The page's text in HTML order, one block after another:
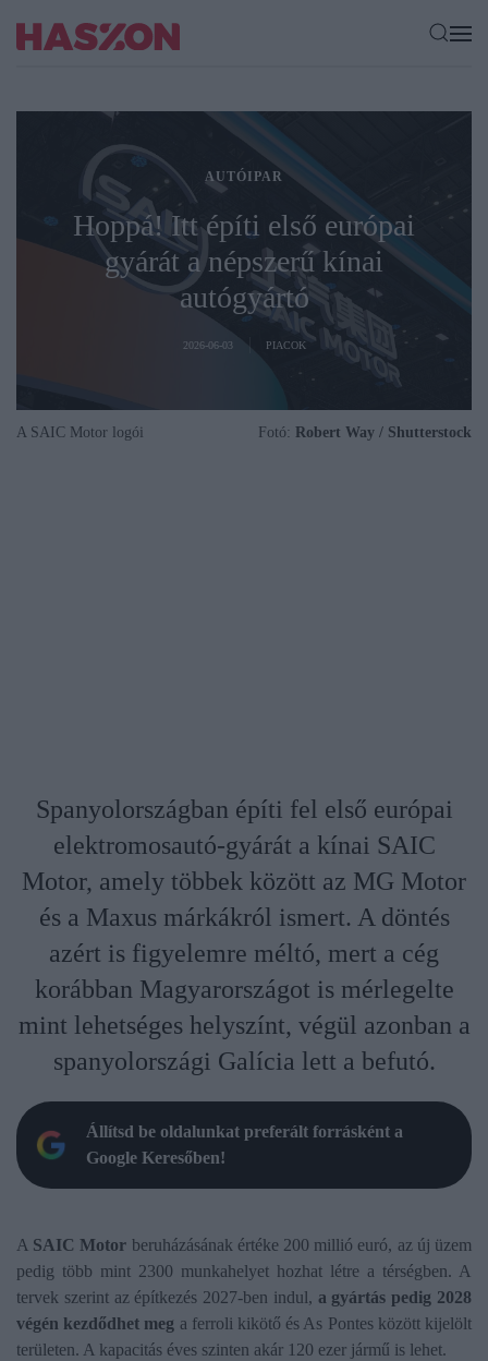
AUTÓIPAR
Hoppá! Itt építi első európai
gyárát a népszerű kínai
autógyártó
2026-06-03 PIACOK
A SAIC Motor logói Fotó: Robert Way / Shutterstock
Spanyolországban építi fel első európai
elektromosautó-gyárát a kínai SAIC
Motor, amely többek között az MG Motor
és a Maxus márkákról ismert. A döntés
azért is figyelemre méltó, mert a cég
korábban Magyarországot is mérlegelte
mint lehetséges helyszínt, végül azonban a
spanyolországi Galícia lett a befutó.
Állítsd be oldalunkat preferált forrásként a
Google Keresőben!
A SAIC Motor beruházásának értéke 200 millió euró, az új üzem
pedig több mint 2300 munkahelyet hozhat létre a térségben. A
tervek szerint az építkezés 2027-ben indul, a gyártás pedig 2028
végén kezdődhet meg a ferroli kikötő és As Pontes között kijelölt
területen. A kapacitás éves szinten akár 120 ezer jármű is lehet.